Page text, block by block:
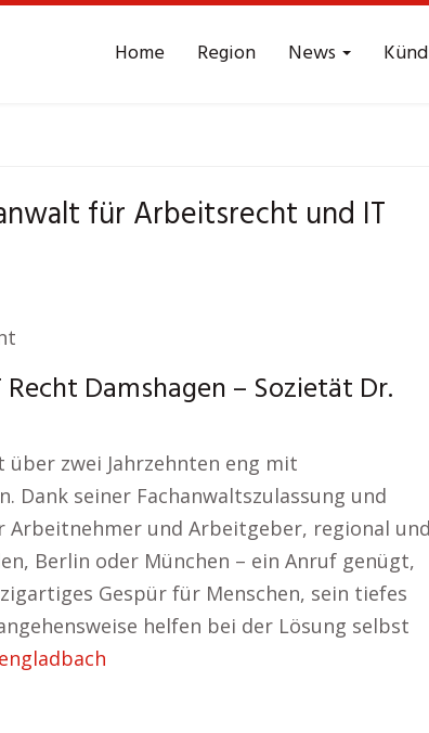
Home Region News
Arbeitsrecht
für Arbeitsrecht und IT
Damshagen – Sozietät Dr.
über zwei Jahrzehnten eng mit
Dank seiner Fachanwaltszulassung und
und Arbeitgeber, regional und
Berlin oder München – ein Anruf genügt,
Gespür für Menschen, sein tiefes
helfen bei der Lösung selbst